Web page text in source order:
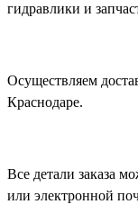
гидравлики и
Осуществляем
Краснодаре.
Все детали заказа
или электронной